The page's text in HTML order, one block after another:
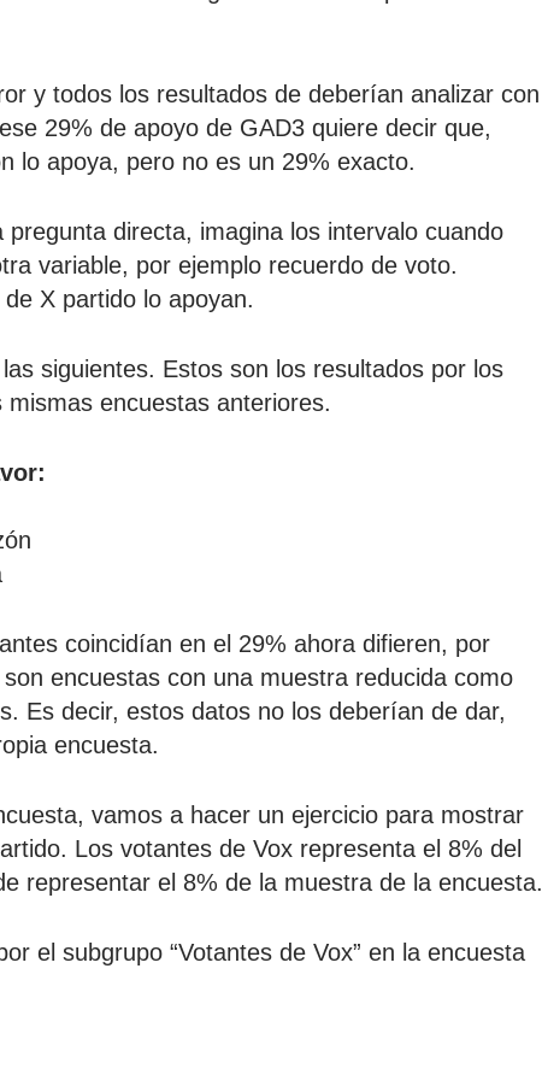
y todos los resultados de deberían analizar con
29% de apoyo de GAD3 quiere decir que,
lo apoya, pero no es un 29% exacto.
directa, imagina los intervalo cuando
variable, por ejemplo recuerdo de voto.
X partido lo apoyan.
siguientes. Estos son los resultados por los
encuestas anteriores.
coincidían en el 29% ahora difieren, por
encuestas con una muestra reducida como
Es decir, estos datos no los deberían de dar,
encuesta.
vamos a hacer un ejercicio para mostrar
Los votantes de Vox representa el 8% del
representar el 8% de la muestra de la encuesta.
el subgrupo “Votantes de Vox” en la encuesta